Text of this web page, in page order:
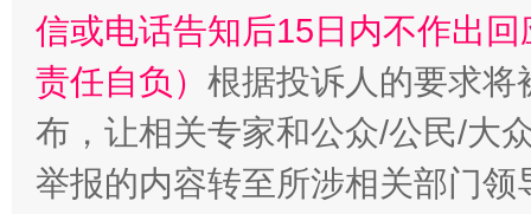
“蜀中异人”王建安的艺术幻境
信或电话告知后15日内不作出
责任自负） 根据投诉人的要求将
布，让相关专家和公众/公民/大
举报的内容转至所涉相关部门